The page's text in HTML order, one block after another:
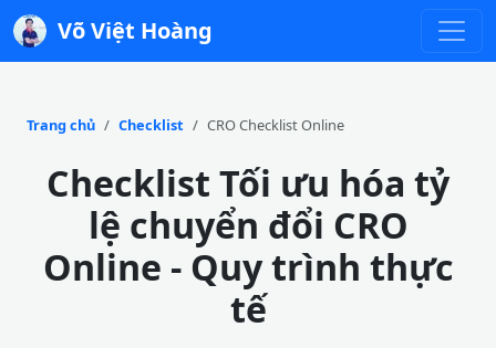
Võ Việt Hoàng
Trang chủ Checklist CRO Checklist Online
Checklist Tối ưu hóa tỷ
lệ chuyển đổi CRO
Online - Quy trình thực
tế